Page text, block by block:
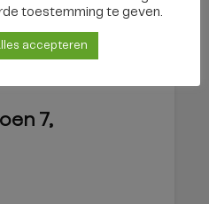
7,
toestemming te geven.
accepteren